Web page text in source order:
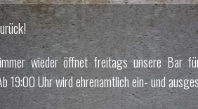
wieder öffnet freitags unsere Bar
19:00 Uhr wird ehrenamtlich ein- und